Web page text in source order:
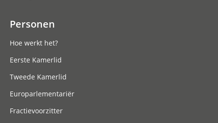
Personen
Hoe werkt het?
Eerste Kamerlid
Tweede Kamerlid
Europarlementariër
Fractievoorzitter